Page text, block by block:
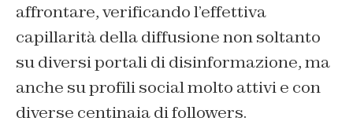
affrontare, verificando l’effettiva
capillarità della diffusione non soltanto
su diversi portali di disinformazione, ma
anche su profili social molto attivi e con
diverse centinaia di followers.